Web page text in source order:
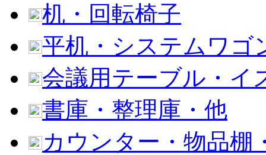
机・回転椅子
平机・システムワゴ
会議用テーブル・イ
書庫・整理庫・他
カウンター・物品棚